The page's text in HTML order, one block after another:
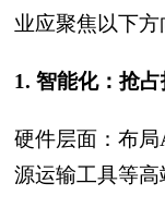
业应聚焦以下方
1. 智能化：抢
硬件层面：布
源运输工具等高